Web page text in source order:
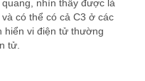
nhìn thấy được là
có thể có cả C3 ở các
hiển vi điện tử thường
tử.